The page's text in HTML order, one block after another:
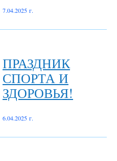
7.04.2025 г.
ПРАЗДНИК
СПОРТА И
ЗДОРОВЬЯ!
6.04.2025 г.